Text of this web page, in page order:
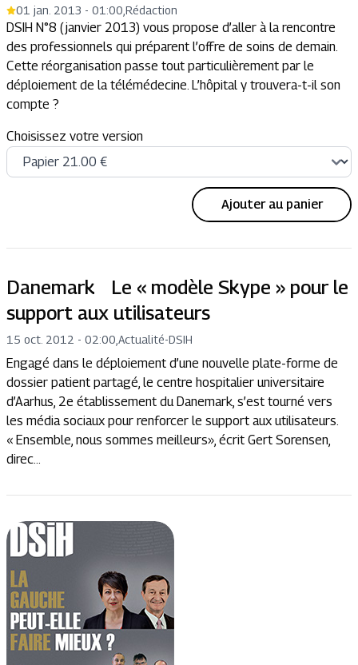
01 jan. 2013 - 01:00 Rédaction
DSIH N°8 (janvier 2013) vous propose d’aller à la rencontre
des professionnels qui préparent l’offre de soins de demain.
Cette réorganisation passe tout particulièrement par le
déploiement de la télémédecine. L’hôpital y trouvera-t-il son
compte ?
Choisissez votre version
Ajouter au panier
Danemark Le « modèle Skype » pour le
support aux utilisateurs
15 oct. 2012 - 02:00 Actualité-DSIH
Engagé dans le déploiement d’une nouvelle plate-forme de
dossier patient partagé, le centre hospitalier universitaire
d’Aarhus, 2e établissement du Danemark, s’est tourné vers
les média sociaux pour renforcer le support aux utilisateurs.
« Ensemble, nous sommes meilleurs», écrit Gert Sorensen,
direc...